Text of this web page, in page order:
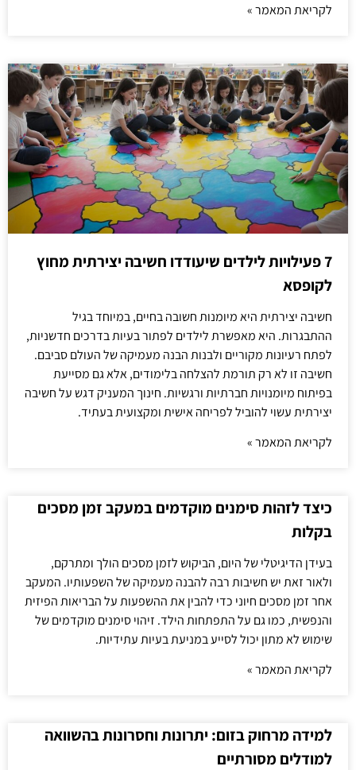
לקריאת המאמר »
7 פעילויות לילדים שיעודדו חשיבה יצירתית מחוץ
לקופסא
חשיבה יצירתית היא מיומנות חשובה בחיים, במיוחד בגיל
ההתבגרות. היא מאפשרת לילדים לפתור בעיות בדרכים חדשניות,
לפתח רעיונות מקוריים ולבנות הבנה מעמיקה של העולם סביבם.
חשיבה זו לא רק תורמת להצלחה בלימודים, אלא גם מסייעת
בפיתוח מיומנויות חברתיות ורגשיות. חינוך המעניק דגש על חשיבה
יצירתית עשוי להוביל לפריחה אישית ומקצועית בעתיד.
לקריאת המאמר »
כיצד לזהות סימנים מוקדמים במעקב זמן מסכים
בקלות
בעידן הדיגיטלי של היום, הביקוש לזמן מסכים הולך ומתרקם,
ולאור זאת יש חשיבות רבה להבנה מעמיקה של השפעותיו. המעקב
אחר זמן מסכים חיוני כדי להבין את ההשפעות על הבריאות הפיזית
והנפשית, כמו גם על התפתחות הילד. זיהוי סימנים מוקדמים של
שימוש לא מתון יכול לסייע במניעת בעיות עתידיות.
לקריאת המאמר »
למידה מרחוק בזום: יתרונות וחסרונות בהשוואה
למודלים מסורתיים